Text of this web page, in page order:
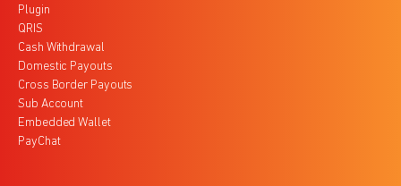
Plugin
QRIS
Cash Withdrawal
Domestic Payouts
Cross Border Payouts
Sub Account
Embedded Wallet
PayChat